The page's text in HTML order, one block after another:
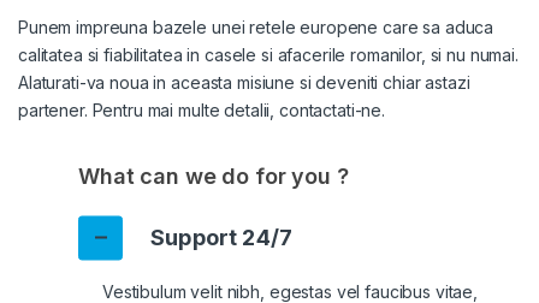
Punem impreuna bazele unei retele europene care sa aduca
calitatea si fiabilitatea in casele si afacerile romanilor, si nu numai.
Alaturati-va noua in aceasta misiune si deveniti chiar astazi
partener. Pentru mai multe detalii, contactati-ne.
What can we do for you ?
Support 24/7
Vestibulum velit nibh, egestas vel faucibus vitae,